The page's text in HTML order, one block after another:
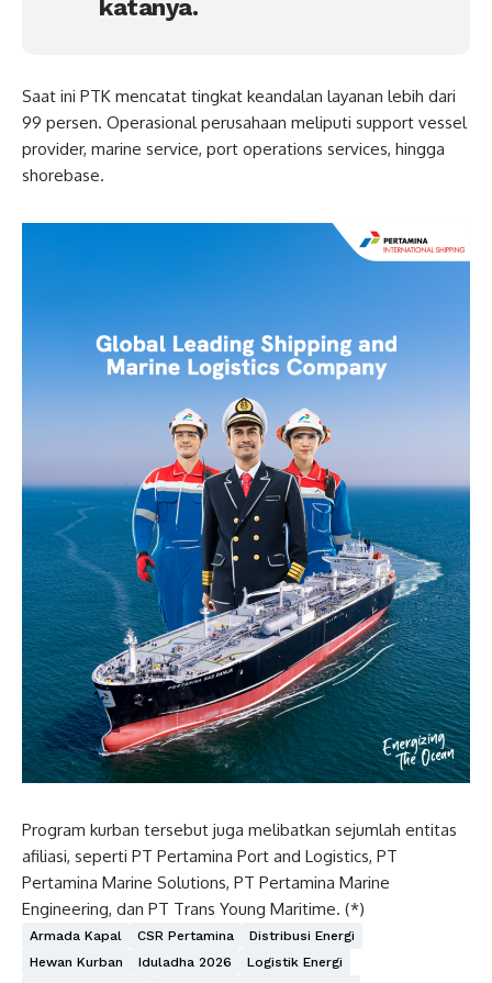
katanya.
Saat ini PTK mencatat tingkat keandalan layanan lebih dari
99 persen. Operasional perusahaan meliputi support vessel
provider, marine service, port operations services, hingga
shorebase.
Program kurban tersebut juga melibatkan sejumlah entitas
afiliasi, seperti PT Pertamina Port and Logistics, PT
Pertamina Marine Solutions, PT Pertamina Marine
Engineering, dan PT Trans Young Maritime. (*)
Armada Kapal CSR Pertamina
Distribusi Energi
Hewan Kurban
Iduladha 2026
Logistik Energi